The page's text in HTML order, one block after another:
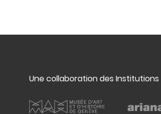
Une collaboration des Institutions